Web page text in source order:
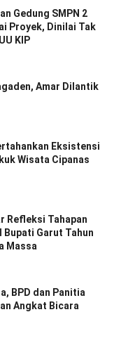
Gedung SMPN 2
Proyek, Dinilai Tak
KIP
Amar Dilantik
Eksistensi
Wisata Cipanas
Refleksi Tahapan
Bupati Garut Tahun
Massa
BPD dan Panitia
Angkat Bicara